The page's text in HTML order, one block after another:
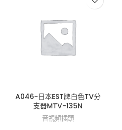
A046-日本EST牌白色TV分
支器MTV-135N
音視頻插頭